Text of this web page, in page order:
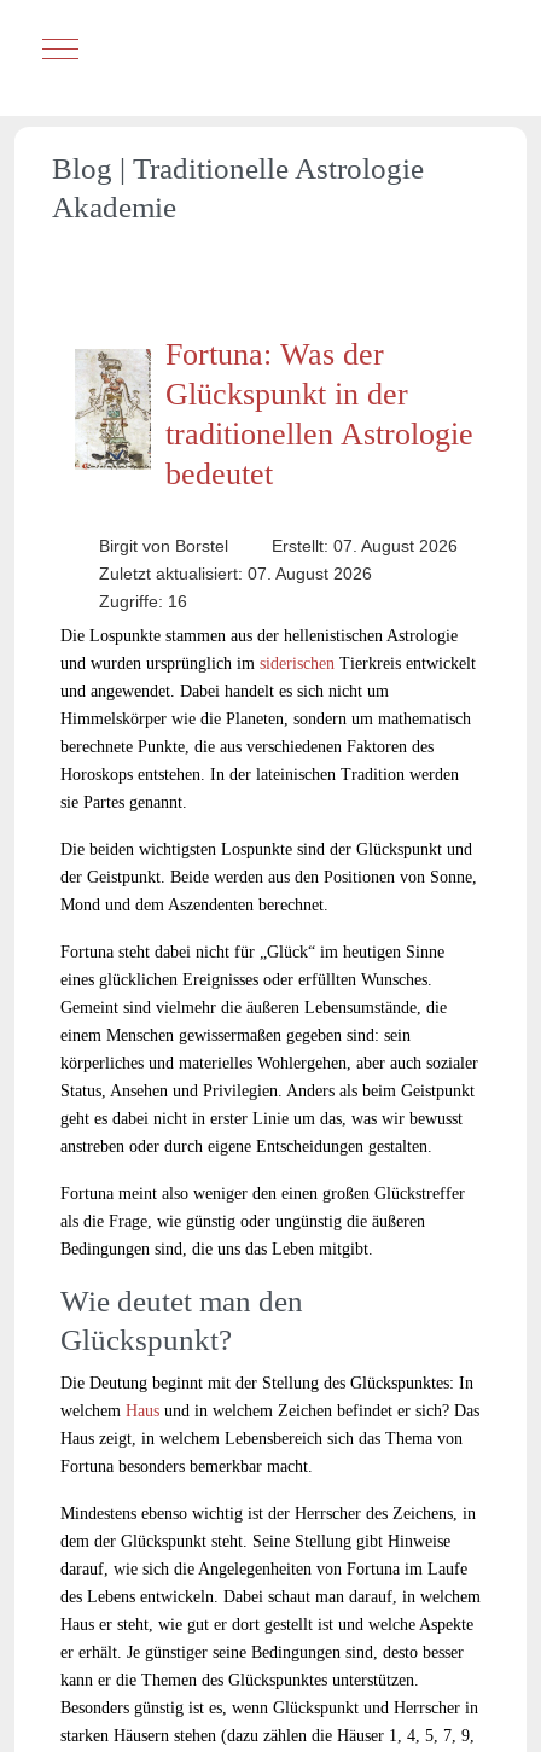
Mobile Menu Toggle
Blog | Traditionelle Astrologie
Akademie
Fortuna: Was der
Glückspunkt in der
traditionellen Astrologie
bedeutet
Birgit von Borstel
Erstellt: 07. August 2026
Zuletzt aktualisiert: 07. August 2026
Zugriffe: 16
Die Lospunkte stammen aus der hellenistischen Astrologie
und wurden ursprünglich im siderischen Tierkreis entwickelt
und angewendet. Dabei handelt es sich nicht um
Himmelskörper wie die Planeten, sondern um mathematisch
berechnete Punkte, die aus verschiedenen Faktoren des
Horoskops entstehen. In der lateinischen Tradition werden
sie Partes genannt.
Die beiden wichtigsten Lospunkte sind der Glückspunkt und
der Geistpunkt. Beide werden aus den Positionen von Sonne,
Mond und dem Aszendenten berechnet.
Fortuna steht dabei nicht für „Glück“ im heutigen Sinne
eines glücklichen Ereignisses oder erfüllten Wunsches.
Gemeint sind vielmehr die äußeren Lebensumstände, die
einem Menschen gewissermaßen gegeben sind: sein
körperliches und materielles Wohlergehen, aber auch sozialer
Status, Ansehen und Privilegien. Anders als beim Geistpunkt
geht es dabei nicht in erster Linie um das, was wir bewusst
anstreben oder durch eigene Entscheidungen gestalten.
Fortuna meint also weniger den einen großen Glückstreffer
als die Frage, wie günstig oder ungünstig die äußeren
Bedingungen sind, die uns das Leben mitgibt.
Wie deutet man den
Glückspunkt?
Die Deutung beginnt mit der Stellung des Glückspunktes: In
welchem Haus und in welchem Zeichen befindet er sich? Das
Haus zeigt, in welchem Lebensbereich sich das Thema von
Fortuna besonders bemerkbar macht.
Mindestens ebenso wichtig ist der Herrscher des Zeichens, in
dem der Glückspunkt steht. Seine Stellung gibt Hinweise
darauf, wie sich die Angelegenheiten von Fortuna im Laufe
des Lebens entwickeln. Dabei schaut man darauf, in welchem
Haus er steht, wie gut er dort gestellt ist und welche Aspekte
er erhält. Je günstiger seine Bedingungen sind, desto besser
kann er die Themen des Glückspunktes unterstützen.
Besonders günstig ist es, wenn Glückspunkt und Herrscher in
starken Häusern stehen (dazu zählen die Häuser 1, 4, 5, 7, 9,